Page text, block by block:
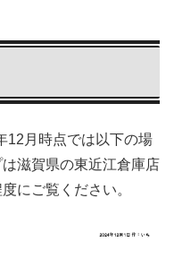
12月時点では以下の場
滋賀県の東近江倉庫店
にご覧ください。